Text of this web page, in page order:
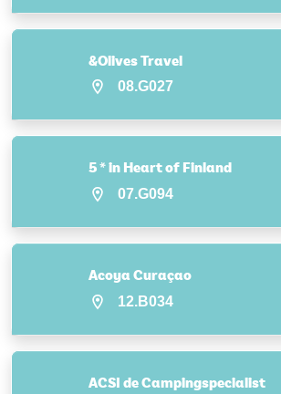
&Olives Travel
08.G027
5 * in Heart of Finland
07.G094
Acoya Curaçao
12.B034
ACSI de Campingspecialist